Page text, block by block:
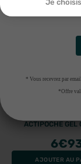
ACTIPOCHE GEL
6
AJOUTER AU
Je choisis
* Vous recevrez par
*Offre